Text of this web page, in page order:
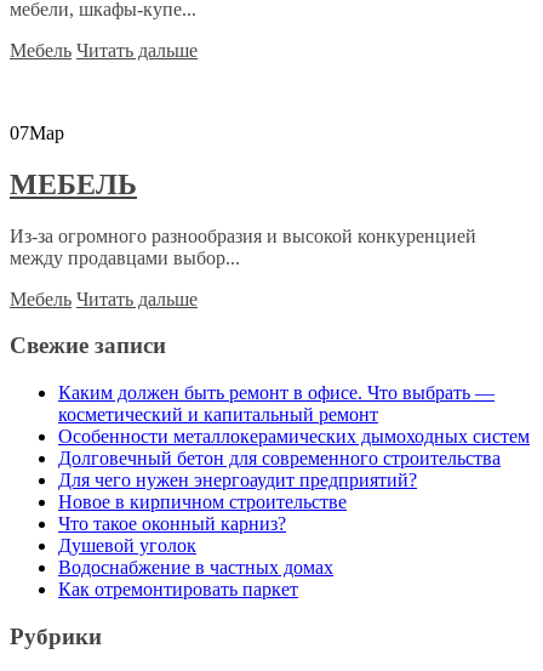
мебели, шкафы-купе...
Мебель Читать дальше
07Мар
МЕБЕЛЬ
Из-за огромного разнообразия и высокой конкуренцией
между продавцами выбор...
Мебель Читать дальше
Свежие записи
Каким должен быть ремонт в офисе. Что выбрать —
косметический и капитальный ремонт
Особенности металлокерамических дымоходных систем
Долговечный бетон для современного строительства
Для чего нужен энергоаудит предприятий?
Новое в кирпичном строительстве
Что такое оконный карниз?
Душевой уголок
Водоснабжение в частных домах
Как отремонтировать паркет
Рубрики